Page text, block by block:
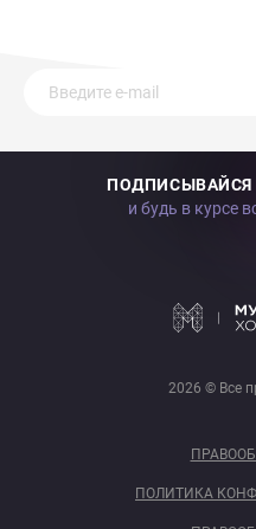
и будь в курсе
2026 © Все
ПОЛИТИКА